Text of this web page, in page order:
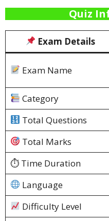
Quiz
Exam Details
Exam Name
Category
Total Questions
Total Marks
⏱ Time Duration
Language
Difficulty Level